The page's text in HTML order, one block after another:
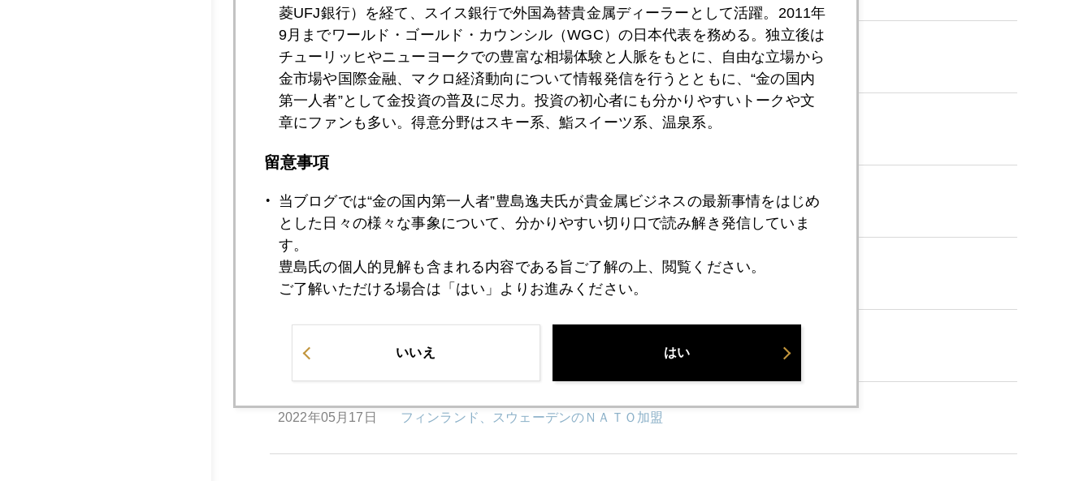
2022年05月24日 台湾有事に備えよ
2022年05月23日 バイデン大統領来日、円安問題はスルー
2022年05月20日 金、１８４０ドル台まで回復
2022年05月19日 ＮＹ株暴落、時代の変遷を映す現象
2022年05月18日 ＦＲＢ高官発言に一喜一憂のＮＹ金市場
2022年05月17日 フィンランド、スウェーデンのＮＡＴＯ加盟
菱UFJ銀行）を経て、スイス銀行で外国為替貴金属ディーラーとして活躍。2011年
9月までワールド・ゴールド・カウンシル（WGC）の日本代表を務める。独立後は
チューリッヒやニューヨークでの豊富な相場体験と人脈をもとに、自由な立場から
金市場や国際金融、マクロ経済動向について情報発信を行うとともに、“金の国内
第一人者”として金投資の普及に尽力。投資の初心者にも分かりやすいトークや文
章にファンも多い。得意分野はスキー系、鮨スイーツ系、温泉系。
留意事項
当ブログでは“金の国内第一人者”豊島逸夫氏が貴金属ビジネスの最新事情をはじめ
とした日々の様々な事象について、分かりやすい切り口で読み解き発信していま
す。
豊島氏の個人的見解も含まれる内容である旨ご了解の上、閲覧ください。
ご了解いただける場合は「はい」よりお進みください。
いいえ はい